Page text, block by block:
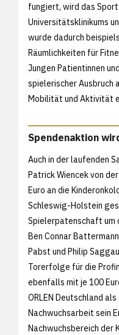
fungiert, wird das
Universitätsklinikums
wurde dadurch
Räumlichkeiten für
Jungen Patientinnen
spielerischer Ausbruch
Mobilität und Aktivität
Spendenaktion
Auch in der laufenden
Patrick Wiencek von
Euro an die
Schleswig-Holstein
Spielerpatenschaft um
Ben Connar
Pabst und Philip
Torerfolge für die
ebenfalls mit je 100
ORLEN Deutschland
Nachwuchsarbeit sein
Nachwuchsbereich